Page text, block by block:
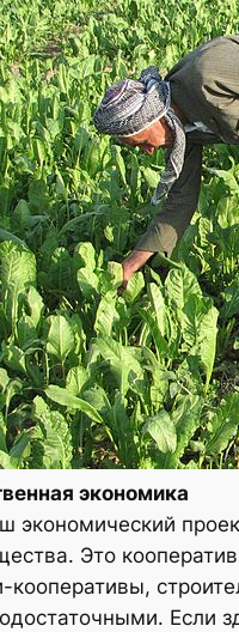
экономика
экономический
Это
кооперативы,
Если